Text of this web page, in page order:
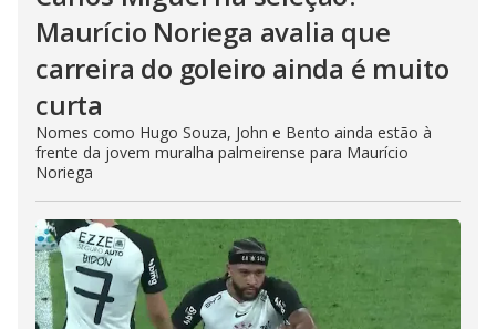
Maurício Noriega avalia que
carreira do goleiro ainda é muito
curta
Nomes como Hugo Souza, John e Bento ainda estão à
frente da jovem muralha palmeirense para Maurício
Noriega